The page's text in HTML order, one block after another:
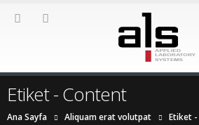
Etiket - Content
Ana Sayfa Aliquam erat volutpat Etiket -